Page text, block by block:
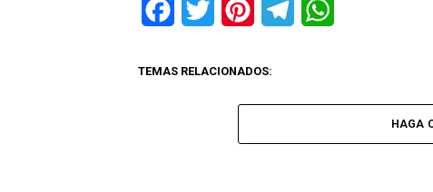
FacebookTwitter PinterestTelegram
TEMAS RELACIONADOS:
HAGA